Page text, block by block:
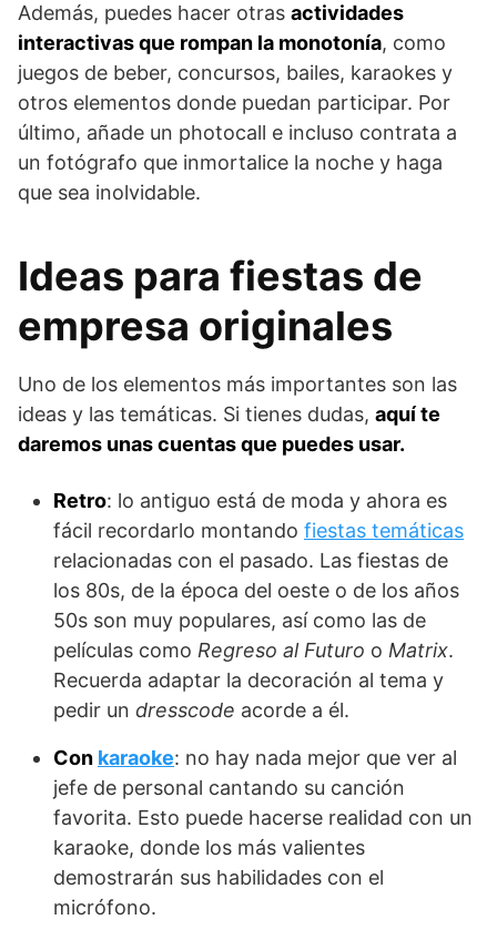
Además, puedes hacer otras actividades
interactivas que rompan la monotonía, como
juegos de beber, concursos, bailes, karaokes y
otros elementos donde puedan participar. Por
último, añade un photocall e incluso contrata a
un fotógrafo que inmortalice la noche y haga
que sea inolvidable.
Ideas para fiestas de
empresa originales
Uno de los elementos más importantes son las
ideas y las temáticas. Si tienes dudas, aquí te
daremos unas cuentas que puedes usar.
Retro: lo antiguo está de moda y ahora es
fácil recordarlo montando fiestas temáticas
relacionadas con el pasado. Las fiestas de
los 80s, de la época del oeste o de los años
50s son muy populares, así como las de
películas como Regreso al Futuro o Matrix.
Recuerda adaptar la decoración al tema y
pedir un dresscode acorde a él.
Con karaoke: no hay nada mejor que ver al
jefe de personal cantando su canción
favorita. Esto puede hacerse realidad con un
karaoke, donde los más valientes
demostrarán sus habilidades con el
micrófono.